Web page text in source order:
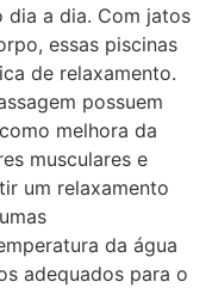
dia a dia. Com jatos
essas piscinas
de relaxamento.
possuem
melhora da
musculares e
um relaxamento
da água
adequados para o